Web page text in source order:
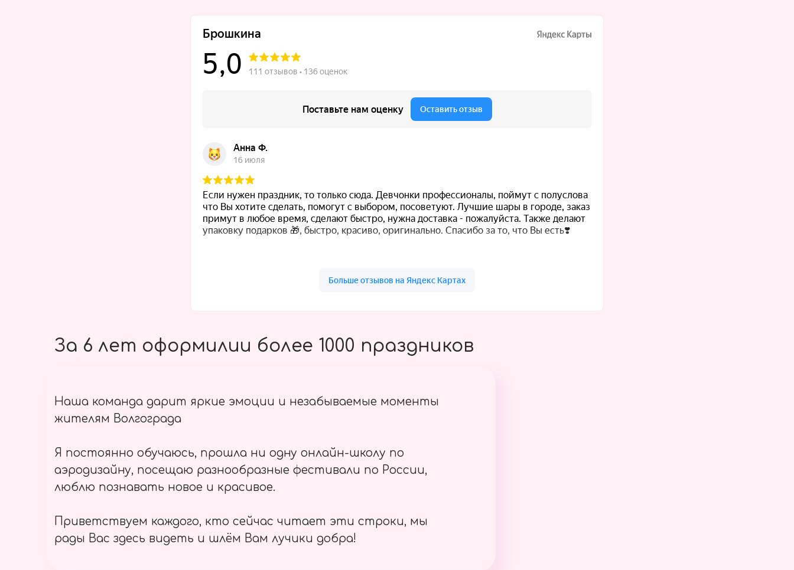
За 6 лет оформилии более 1000 праздников
Наша команда дарит яркие эмоции и незабываемые моменты
жителям Волгограда
Я постоянно обучаюсь, прошла ни одну онлайн-школу по
аэродизайну, посещаю разнообразные фестивали по России,
люблю познавать новое и красивое.
Приветствуем каждого, кто сейчас читает эти строки, мы
рады Вас здесь видеть и шлём Вам лучики добра!